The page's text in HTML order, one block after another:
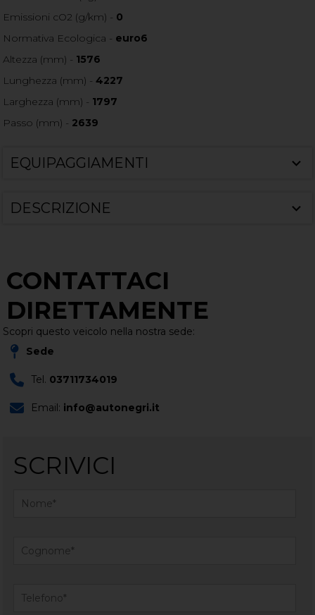
Emissioni cO2 (g/km) - 0
Normativa Ecologica - euro6
Altezza (mm) - 1576
Lunghezza (mm) -4227
Larghezza (mm) - 1797
Passo (mm) - 2639
EQUIPAGGIAMENTI
DESCRIZIONE
CONTATTACI
DIRETTAMENTE
Scopri questo veicolo nella nostra sede:
Sede
Tel. 03711734019
Email: info@autonegri.it
SCRIVICI